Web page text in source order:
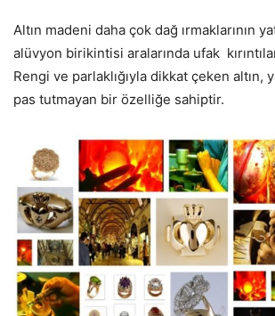
Altın madeni daha çok dağ ırmaklarının
alüvyon birikintisi aralarında ufak
Rengi ve parlaklığıyla dikkat çeken altın,
pas tutmayan bir özelliğe sahiptir.